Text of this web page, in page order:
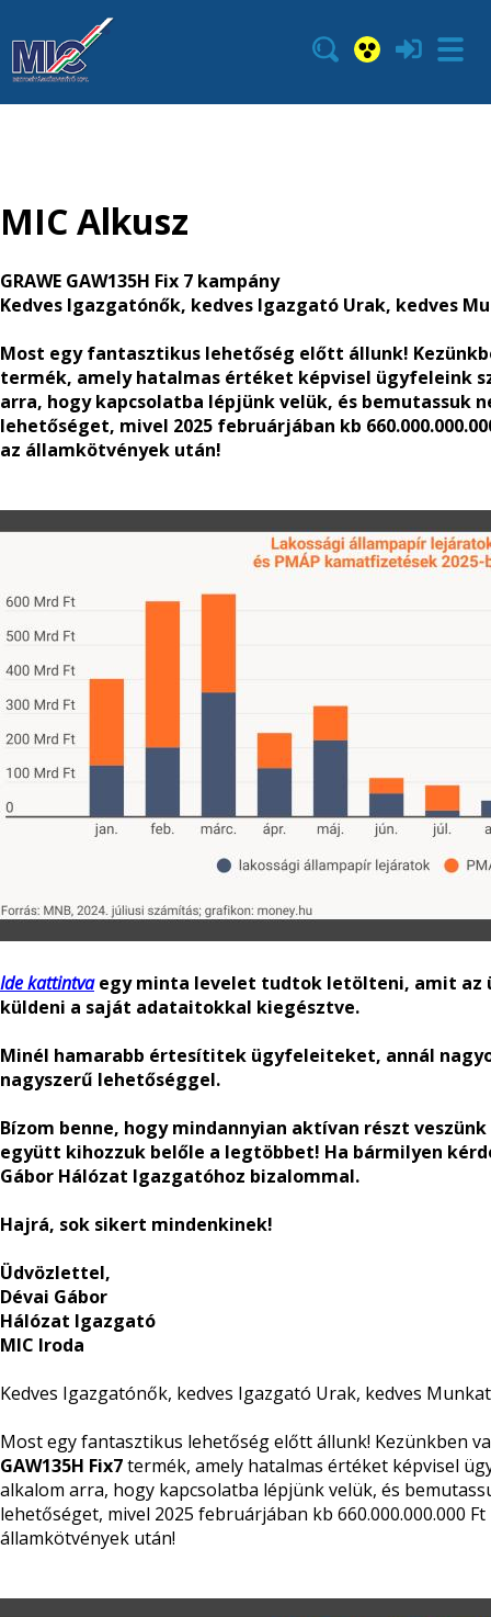
MIC Alkusz
GRAWE GAW135H Fix 7 kampány
Kedves Igazgatónők, kedves Igazgató Urak, kedves
Most egy fantasztikus lehetőség előtt állunk!
termék, amely hatalmas értéket képvisel ügyfeleink
arra, hogy kapcsolatba lépjünk velük, és bemutassuk
lehetőséget, mivel 2025 februárjában kb
az államkötvények után!
Ide kattintvaegy minta levelet tudtok letölteni, amit
küldeni a saját adataitokkal kiegésztve.
Minél hamarabb értesítitek ügyfeleiteket, annál
nagyszerű lehetőséggel.
Bízom benne, hogy mindannyian aktívan részt
együtt kihozzuk belőle a legtöbbet! Ha bármilyen
Gábor Hálózat Igazgatóhoz bizalommal.
Hajrá, sok sikert mindenkinek!
Üdvözlettel,
Dévai Gábor
Hálózat Igazgató
MIC Iroda
Kedves Igazgatónők, kedves Igazgató Urak, kedves
Most egy fantasztikus lehetőség előtt állunk! Kezünkben
GAW135H Fix7termék, amely hatalmas értéket képvisel
alkalom arra, hogy kapcsolatba lépjünk velük, és
lehetőséget, mivel 2025 februárjában kb 660.000.000.000
államkötvények után!